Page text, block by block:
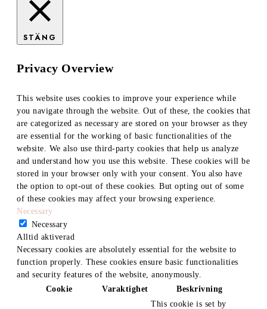
STÄNG
Privacy Overview
This website uses cookies to improve your experience while
you navigate through the website. Out of these, the cookies that
are categorized as necessary are stored on your browser as they
are essential for the working of basic functionalities of the
website. We also use third-party cookies that help us analyze
and understand how you use this website. These cookies will be
stored in your browser only with your consent. You also have
the option to opt-out of these cookies. But opting out of some
of these cookies may affect your browsing experience.
Necessary
Necessary
Alltid aktiverad
Necessary cookies are absolutely essential for the website to
function properly. These cookies ensure basic functionalities
and security features of the website, anonymously.
Cookie
Varaktighet Beskrivning
This cookie is set by